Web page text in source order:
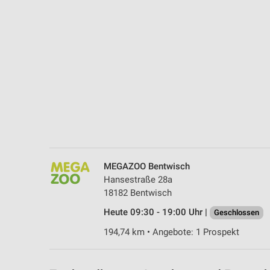
MEGAZOO Bentwisch
Hansestraße 28a
18182 Bentwisch
Heute 09:30 - 19:00 Uhr |
Geschlossen
194,74 km • Angebote: 1 Prospekt
Nicht-IAB-Verarbeitungszwecke: